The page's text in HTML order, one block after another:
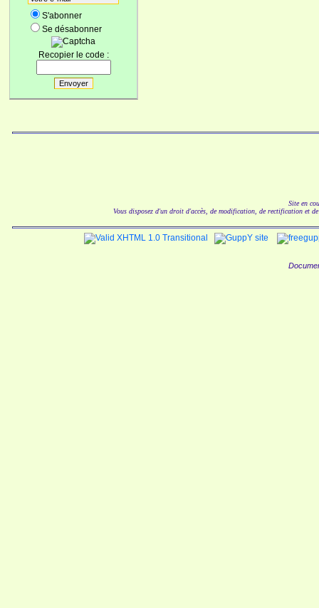
S'abonner
Se désabonner
Recopier le code :
Site en
Vous disposez d'un droit d'accès, de modification, de rectification et